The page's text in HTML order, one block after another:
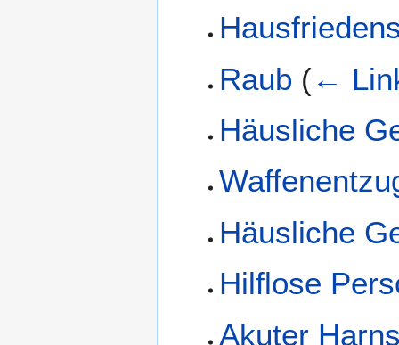
Raub (←
Häusliche
Häusliche
Hilflose
Akuter